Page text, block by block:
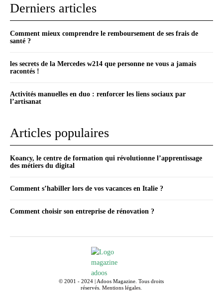
Derniers articles
Comment mieux comprendre le remboursement de ses frais de
santé ?
les secrets de la Mercedes w214 que personne ne vous a jamais
racontés !
Activités manuelles en duo : renforcer les liens sociaux par
l’artisanat
Articles populaires
Koancy, le centre de formation qui révolutionne l’apprentissage
des métiers du digital
Comment s’habiller lors de vos vacances en Italie ?
Comment choisir son entreprise de rénovation ?
© 2001 - 2024 | Adoos Magazine. Tous droits
réservés.Mentions légales